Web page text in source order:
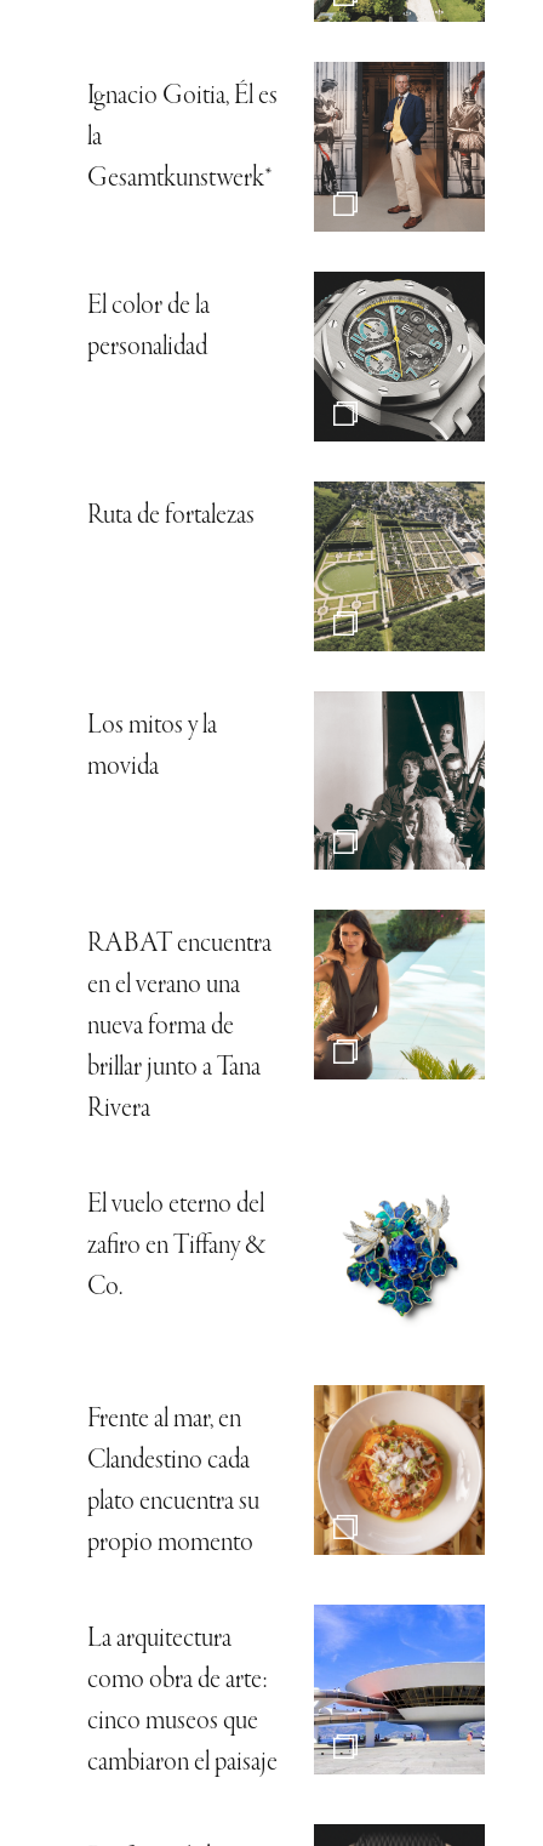
Ignacio Goitia, Él es
la
Gesamtkunstwerk*
El color de la
personalidad
Ruta de fortalezas
Los mitos y la
movida
RABAT encuentra
en el verano una
nueva forma de
brillar junto a Tana
Rivera
El vuelo eterno del
zafiro en Tiffany &
Co.
Frente al mar, en
Clandestino cada
plato encuentra su
propio momento
La arquitectura
como obra de arte:
cinco museos que
cambiaron el paisaje